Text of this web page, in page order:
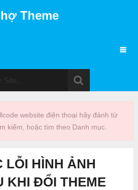
Theme
website điện thoại hãy đánh từ
kiếm, hoặc tìm theo Danh mục.
LỖI HÌNH ẢNH
KHI ĐỔI THEME